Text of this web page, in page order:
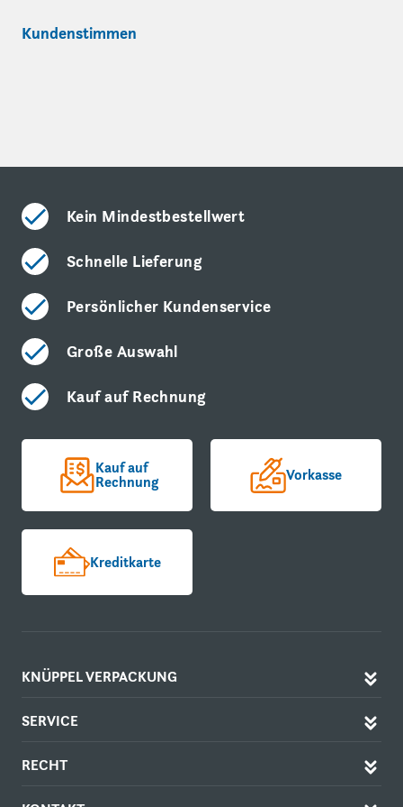
Kundenstimmen
Kein Mindestbestellwert
Schnelle Lieferung
Persönlicher Kundenservice
Große Auswahl
Kauf auf Rechnung
Kauf auf
Rechnung Vorkasse
Kreditkarte
KNÜPPEL VERPACKUNG
SERVICE
RECHT